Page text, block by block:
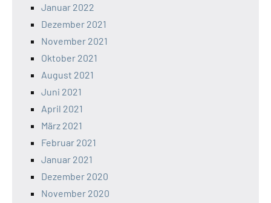
Januar 2022
Dezember 2021
November 2021
Oktober 2021
August 2021
Juni 2021
April 2021
März 2021
Februar 2021
Januar 2021
Dezember 2020
November 2020